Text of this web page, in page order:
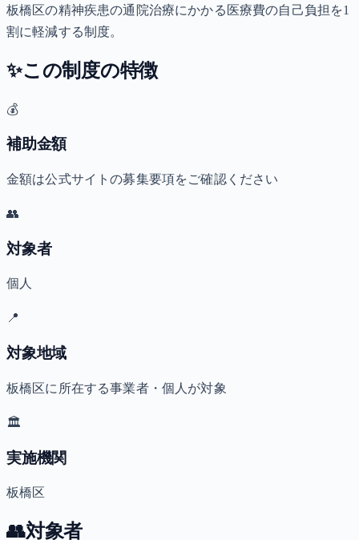
板橋区の精神疾患の通院治療にかかる医療費の自己負担を1
割に軽減する制度。
✨この制度の特徴
💰
補助金額
金額は公式サイトの募集要項をご確認ください
👥
対象者
個人
📍
対象地域
板橋区に所在する事業者・個人が対象
🏛️
実施機関
板橋区
👥対象者